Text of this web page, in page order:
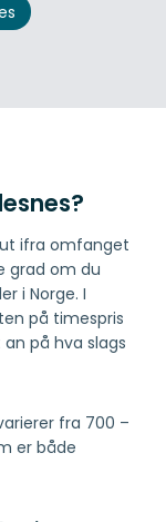
ut ifra omfanget
grad om du
i Norge. I
på timespris
på hva slags
fra 700 –
er både